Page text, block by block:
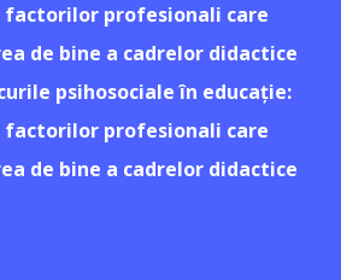
profesionali care
de bine a cadrelor didactice
psihosociale în educație:
profesionali care
de bine a cadrelor didactice